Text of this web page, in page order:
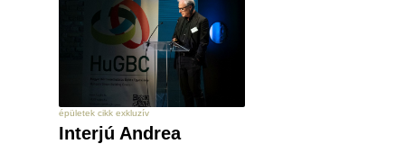
épületek cikk exkluzív
Interjú Andrea